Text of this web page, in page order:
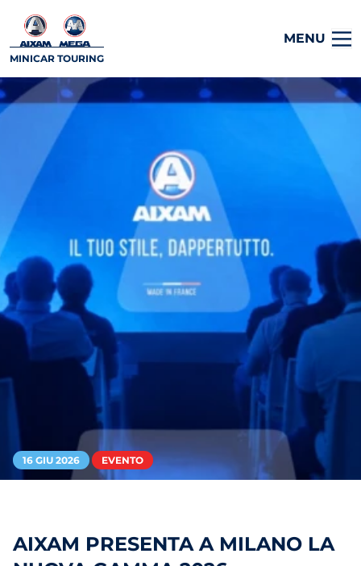
MINICAR TOURING
MENU
16 GIU 2026 EVENTO
AIXAM PRESENTA A MILANO LA